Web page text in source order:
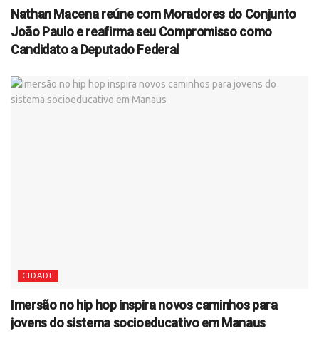
Nathan Macena reúne com Moradores do Conjunto
João Paulo e reafirma seu Compromisso como
Candidato a Deputado Federal
CIDADE
Imersão no hip hop inspira novos caminhos para
jovens do sistema socioeducativo em Manaus